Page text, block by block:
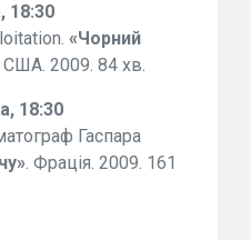
18:30
«Чорний
США. 2009. 84 хв.
18:30
Гаспара
. Фрація. 2009. 161